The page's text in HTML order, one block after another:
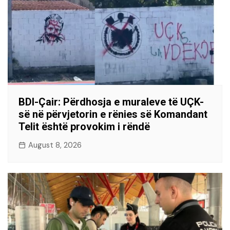
BDI-Çair: Përdhosja e muraleve të UÇK-
së në përvjetorin e rënies së Komandant
Telit është provokim i rëndë
August 8, 2026